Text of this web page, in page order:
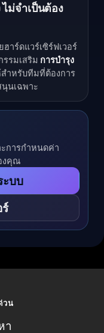
ม่จําเป็นต้อง
าร์ดแวร์เซิร์ฟเวอร์
รมเสริม การบํารุง
สําหรับทีมที่ต้องการ
นเฉพาะ
การกําหนดค่า
งคุณ
ะบบ
วน
า